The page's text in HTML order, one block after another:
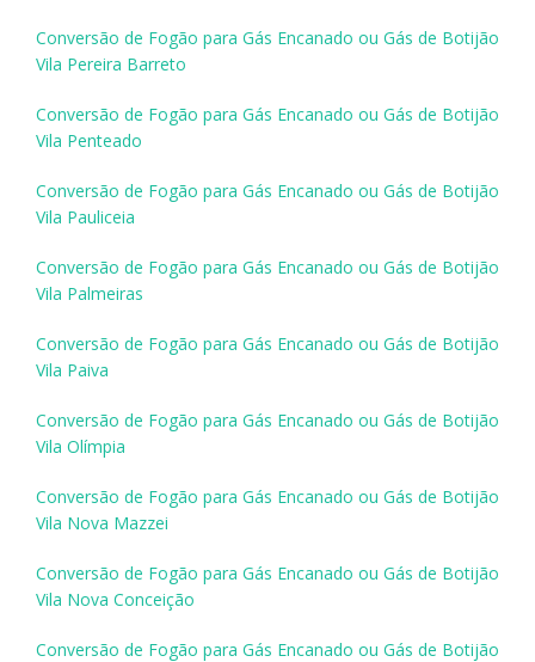
Conversão de Fogão para Gás Encanado ou Gás de Botijão
Vila Pereira Barreto
Conversão de Fogão para Gás Encanado ou Gás de Botijão
Vila Penteado
Conversão de Fogão para Gás Encanado ou Gás de Botijão
Vila Pauliceia
Conversão de Fogão para Gás Encanado ou Gás de Botijão
Vila Palmeiras
Conversão de Fogão para Gás Encanado ou Gás de Botijão
Vila Paiva
Conversão de Fogão para Gás Encanado ou Gás de Botijão
Vila Olímpia
Conversão de Fogão para Gás Encanado ou Gás de Botijão
Vila Nova Mazzei
Conversão de Fogão para Gás Encanado ou Gás de Botijão
Vila Nova Conceição
Conversão de Fogão para Gás Encanado ou Gás de Botijão